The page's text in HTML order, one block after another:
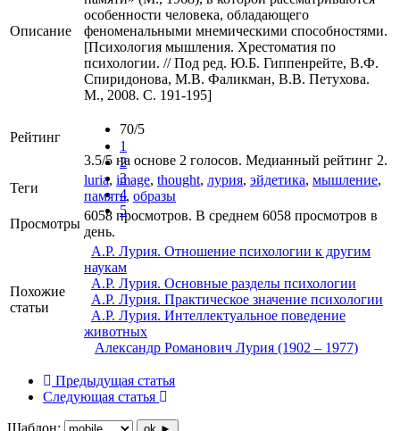
Описание
особенности человека, обладающего
феноменальными мнемическими способностями.
[Психология мышления. Хрестоматия по
психологии. // Под ред. Ю.Б. Гиппенрейте, В.Ф.
Спиридонова, М.В. Фаликман, В.В. Петухова.
М., 2008. С. 191-195]
Рейтинг
70/5
1
2
3
4
5
3.5/5 на основе 2 голосов. Медианный рейтинг 2.
Теги
luria, image, thought, лурия, эйдетика, мышление,
память, образы
Просмотры
6058 просмотров. В среднем 6058 просмотров в
день.
Похожие
статьи
А.Р. Лурия. Отношение психологии к другим
наукам
А.Р. Лурия. Основные разделы психологии
А.Р. Лурия. Практическое значение психологии
А.Р. Лурия. Интеллектуальное поведение
животных
Александр Романович Лурия (1902 – 1977)
Предыдущая статья
Следующая статья